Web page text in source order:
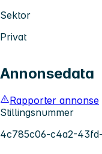
Sektor
Privat
Annonsedata
Rapporter annonse
Stillingsnummer
4c785c06-c4a2-